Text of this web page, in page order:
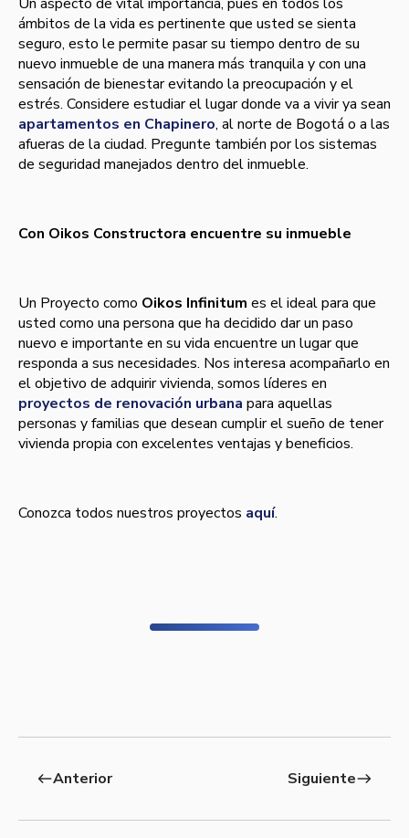
ámbitos de la vida es pertinente que usted se sienta
seguro, esto le permite pasar su tiempo dentro de su
nuevo inmueble de una manera más tranquila y con una
sensación de bienestar evitando la preocupación y el
estrés. Considere estudiar el lugar donde va a vivir ya sean
apartamentos en Chapinero, al norte de Bogotá o a las
afueras de la ciudad. Pregunte también por los sistemas
de seguridad manejados dentro del inmueble.
Con Oikos Constructora encuentre su inmueble
Un Proyecto como Oikos Infinitum es el ideal para que
usted como una persona que ha decidido dar un paso
nuevo e importante en su vida encuentre un lugar que
responda a sus necesidades. Nos interesa acompañarlo en
el objetivo de adquirir vivienda, somos líderes en
proyectos de renovación urbana para aquellas
personas y familias que desean cumplir el sueño de tener
vivienda propia con excelentes ventajas y beneficios.
Conozca todos nuestros proyectos aquí.
westAnterior Siguienteeast